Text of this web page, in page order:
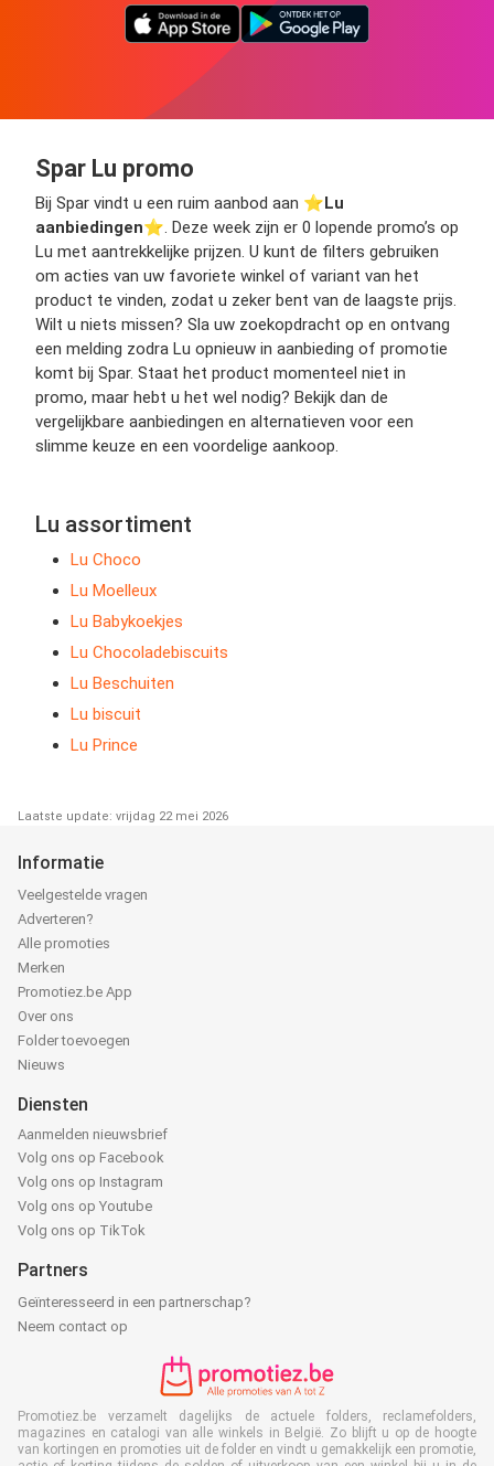
Spar Lu promo
Bij Spar vindt u een ruim aanbod aan ⭐️Lu
aanbiedingen⭐️. Deze week zijn er 0 lopende promo’s op
Lu met aantrekkelijke prijzen. U kunt de filters gebruiken
om acties van uw favoriete winkel of variant van het
product te vinden, zodat u zeker bent van de laagste prijs.
Wilt u niets missen? Sla uw zoekopdracht op en ontvang
een melding zodra Lu opnieuw in aanbieding of promotie
komt bij Spar. Staat het product momenteel niet in
promo, maar hebt u het wel nodig? Bekijk dan de
vergelijkbare aanbiedingen en alternatieven voor een
slimme keuze en een voordelige aankoop.
Lu assortiment
Lu Choco
Lu Moelleux
Lu Babykoekjes
Lu Chocoladebiscuits
Lu Beschuiten
Lu biscuit
Lu Prince
Laatste update: vrijdag 22 mei 2026
Informatie
Veelgestelde vragen
Adverteren?
Alle promoties
Merken
Promotiez.be App
Over ons
Folder toevoegen
Nieuws
Diensten
Aanmelden nieuwsbrief
Volg ons op Facebook
Volg ons op Instagram
Volg ons op Youtube
Volg ons op TikTok
Partners
Geïnteresseerd in een partnerschap?
Neem contact op
Promotiez.be verzamelt dagelijks de actuele folders, reclamefolders,
magazines en catalogi van alle winkels in België. Zo blijft u op de hoogte
van kortingen en promoties uit de folder en vindt u gemakkelijk een promotie,